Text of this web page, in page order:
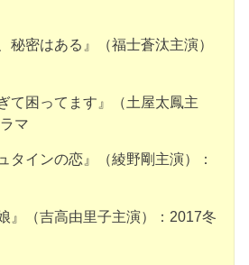
秘密はある』（福士蒼汰主演）
て困ってます』（土屋太鳳主
マ
タインの恋』（綾野剛主演）：
』（吉高由里子主演）：2017冬